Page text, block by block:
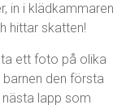
in i klädkammaren
hittar skatten!
ta ett foto på olika
den första
nästa lapp som